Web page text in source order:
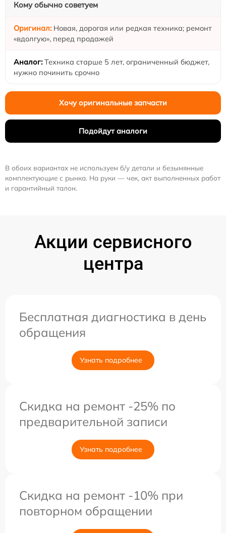
Кому обычно советуем
Новая, дорогая или редкая техника; ремонт
«вдолгую», перед продажей
Техника старше 5 лет, ограниченный бюджет,
нужно починить срочно
Хочу оригинальные запчасти
Подойдут аналоги
В обоих вариантах не используем б/у детали и безымянные
комплектующие с рынка. На руки — чек, акт выполненных работ
и гарантийный талон.
Акции сервисного
центра
Бесплатная диагностика в день
обращения
Узнать подробнее
Скидка на ремонт -25% по
предварительной записи
Узнать подробнее
Скидка на ремонт -10% при
повторном обращении